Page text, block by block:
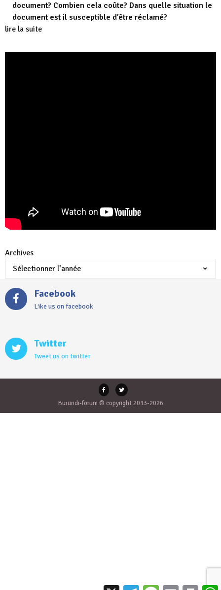
document? Combien cela coûte? Dans quelle situation le
document est il susceptible d’être réclamé?
lire la suite
Archives
Facebook
Like us on facebook
Twitter
Tweet us on twitter
Burundi-forum © copyright 2013-2026